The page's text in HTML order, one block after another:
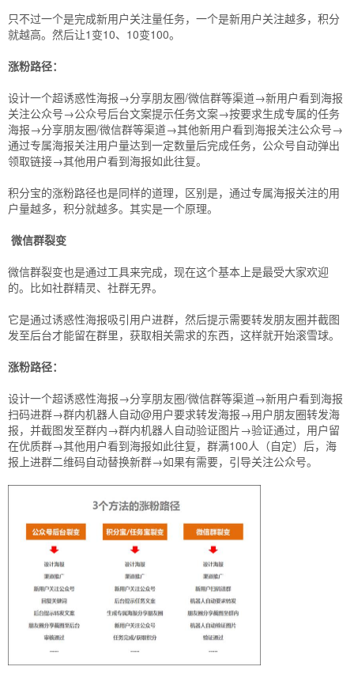
只不过一个是完成新用户关注量任务，一个是新用户关注越多，积分
就越高。然后让1变10、10变100。
涨粉路径：
设计一个超诱惑性海报→分享朋友圈/微信群等渠道→新用户看到海报
关注公众号→公众号后台文案提示任务文案→按要求生成专属的任务
海报→分享朋友圈/微信群等渠道→其他新用户看到海报关注公众号→
通过专属海报关注用户量达到一定数量后完成任务，公众号自动弹出
领取链接→其他用户看到海报如此往复。
积分宝的涨粉路径也是同样的道理，区别是，通过专属海报关注的用
户量越多，积分就越多。其实是一个原理。
微信群裂变
微信群裂变也是通过工具来完成，现在这个基本上是最受大家欢迎
的。比如社群精灵、社群无界。
它是通过诱惑性海报吸引用户进群，然后提示需要转发朋友圈并截图
发至后台才能留在群里，获取相关需求的东西，这样就开始滚雪球。
涨粉路径：
设计一个超诱惑性海报→分享朋友圈/微信群等渠道→新用户看到海报
扫码进群→群内机器人自动@用户要求转发海报→用户朋友圈转发海
报，并截图发至群内→群内机器人自动验证图片→验证通过，用户留
在优质群→其他用户看到海报如此往复，群满100人（自定）后，海
报上进群二维码自动替换新群→如果有需要，引导关注公众号。